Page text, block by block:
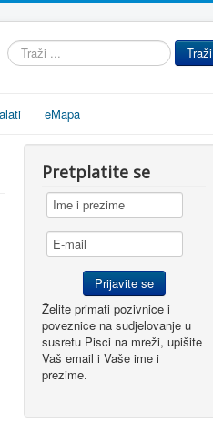
Traži
...
Traži
eMapa
Pretplatite se
Želite primati pozivnice i
poveznice na sudjelovanje u
susretu Pisci na mreži, upišite
Vaš email i Vaše ime i
prezime.